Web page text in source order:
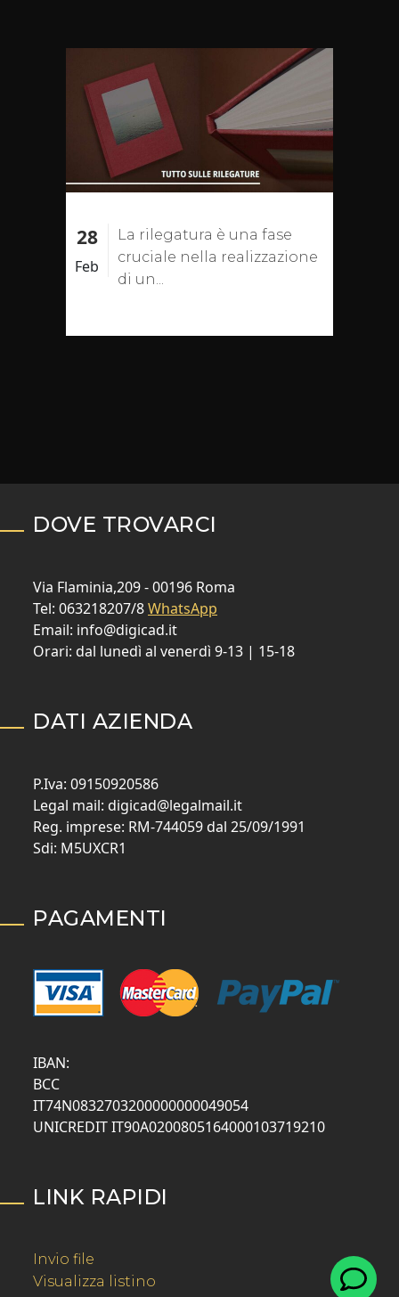
28
Feb
La rilegatura è una fase
cruciale nella realizzazione
di un...
DOVE TROVARCI
Via Flaminia,209 - 00196 Roma
Tel: 063218207/8WhatsApp
Email: info@digicad.it
Orari: dal lunedì al venerdì 9-13 | 15-18
DATI AZIENDA
P.Iva: 09150920586
Legal mail: digicad@legalmail.it
Reg. imprese: RM-744059 dal 25/09/1991
Sdi: M5UXCR1
PAGAMENTI
IBAN:
BCC
IT74N0832703200000000049054
UNICREDIT IT90A0200805164000103719210
LINK RAPIDI
Invio file
Visualizza listino